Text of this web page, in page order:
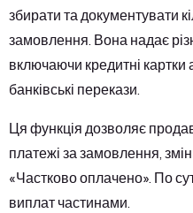
збирати та документувати
замовлення. Вона надає
включаючи кредитні картки
банківські перекази.
Ця функція дозволяє
платежі за замовлення,
«Частково оплачено». По
виплат частинами.